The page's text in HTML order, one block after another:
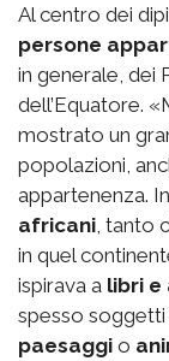
Al centro dei
persone
in generale, dei
dell’Equatore.
mostrato un
popolazioni,
appartenenza.
africani , tanto
in quel
ispirava a libri e
spesso soggetti
paesaggi o